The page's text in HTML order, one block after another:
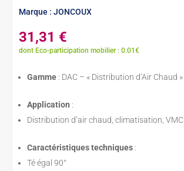
Marque : JONCOUX
31,31 €
dont Eco-participation mobilier : 0.01€
Gamme : DAC – « Distribution d’Air Chaud »
Application :
Distribution d’air chaud, climatisation, VMC
Caractéristiques techniques :
Té égal 90°